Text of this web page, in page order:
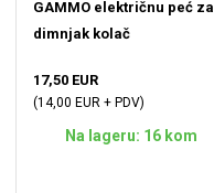
GAMMO električnu peć za
dimnjak kolač
17,50 EUR
(14,00 EUR + PDV)
Na lageru: 16 kom